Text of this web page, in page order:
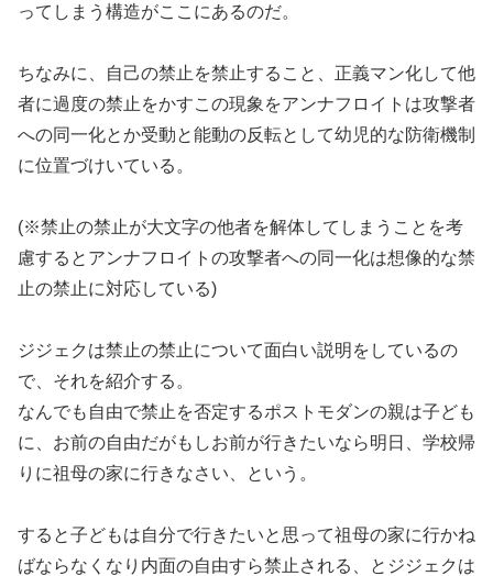
ってしまう構造がここにあるのだ。
ちなみに、自己の禁止を禁止すること、正義マン化して他
者に過度の禁止をかすこの現象をアンナフロイトは攻撃者
への同一化とか受動と能動の反転として幼児的な防衛機制
に位置づけいている。
(※禁止の禁止が大文字の他者を解体してしまうことを考
慮するとアンナフロイトの攻撃者への同一化は想像的な禁
止の禁止に対応している)
ジジェクは禁止の禁止について面白い説明をしているの
で、それを紹介する。
なんでも自由で禁止を否定するポストモダンの親は子ども
に、お前の自由だがもしお前が行きたいなら明日、学校帰
りに祖母の家に行きなさい、という。
すると子どもは自分で行きたいと思って祖母の家に行かね
ばならなくなり内面の自由すら禁止される、とジジェクは